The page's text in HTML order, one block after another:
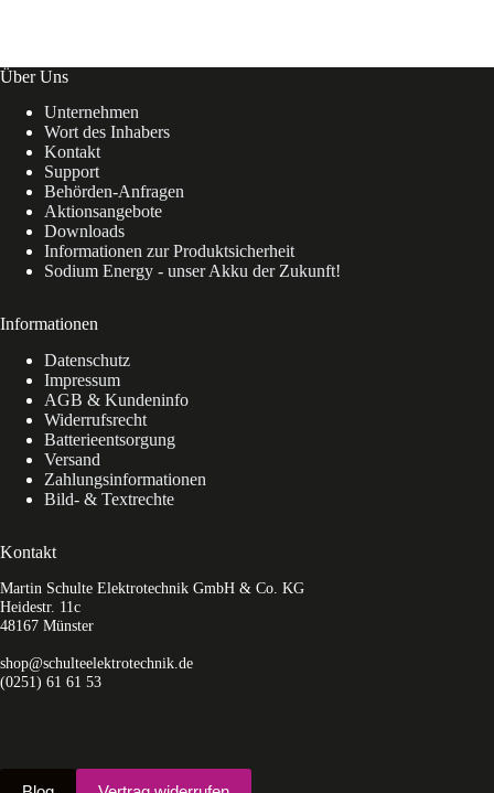
Über Uns
Unternehmen
Wort des Inhabers
Kontakt
Support
Behörden-Anfragen
Aktionsangebote
Downloads
Informationen zur Produktsicherheit
Sodium Energy - unser Akku der Zukunft!
Informationen
Datenschutz
Impressum
AGB & Kundeninfo
Widerrufsrecht
Batterieentsorgung
Versand
Zahlungsinformationen
Bild- & Textrechte
Kontakt
Martin Schulte Elektrotechnik GmbH & Co. KG
Heidestr. 11c
48167 Münster
shop@schulteelektrotechnik.de
(0251) 61 61 53